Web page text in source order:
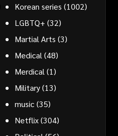
Korean series (1002)
LGBTQ+ (32)
Martial Arts (3)
Medical (48)
Merdical (1)
Military(13)
music(35)
Netflix(304)